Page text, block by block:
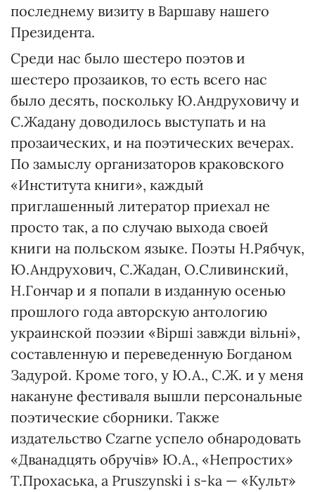
последнему визиту в Варшаву нашего
Президента.
Среди нас было шестеро поэтов и
шестеро прозаиков, то есть всего нас
было десять, поскольку Ю.Андруховичу и
С.Жадану доводилось выступать и на
прозаических, и на поэтических вечерах.
По замыслу организаторов краковского
«Института книги», каждый
приглашенный литератор приехал не
просто так, а по случаю выхода своей
книги на польском языке. Поэты Н.Рябчук,
Ю.Андрухович, С.Жадан, О.Сливинский,
Н.Гончар и я попали в изданную осенью
прошлого года авторскую антологию
украинской поэзии «Вірші завжди вільні»,
составленную и переведенную Богданом
Задурой. Кроме того, у Ю.А., С.Ж. и у меня
накануне фестиваля вышли персональные
поэтические сборники. Также
издательство Czarne успело обнародовать
«Дванадцять обручів» Ю.А., «Непростих»
Т.Прохаська, а Pruszynski i s-ka — «Культ»